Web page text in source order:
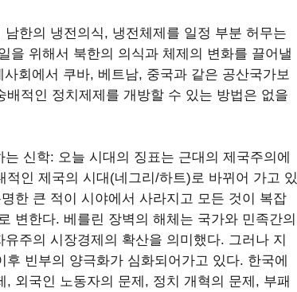
한의 냉전의식, 냉전체제를 일정 부분 허무는
을 위해서 북한의 의식과 체제의 변화를 끌어낼
회에서 쿠바, 베트남, 중국과 같은 공산국가보
배적인 정치제제를 개방할 수 있는 방법은 없을
신학: 오늘 시대의 징표는 근대의 제국주의에
적인 제국의 시대(네그리/하트)로 바뀌어 가고 있
한 큰 적이 시야에서 사라지고 모든 것이 복잡
변한다. 베를린 장벽의 해체는 국가와 민족간의
주의 시장경제의 확산을 의미했다. 그러나 지
후 빈부의 양극화가 심화되어가고 있다. 한국에
, 외국인 노동자의 문제, 정치 개혁의 문제, 부패